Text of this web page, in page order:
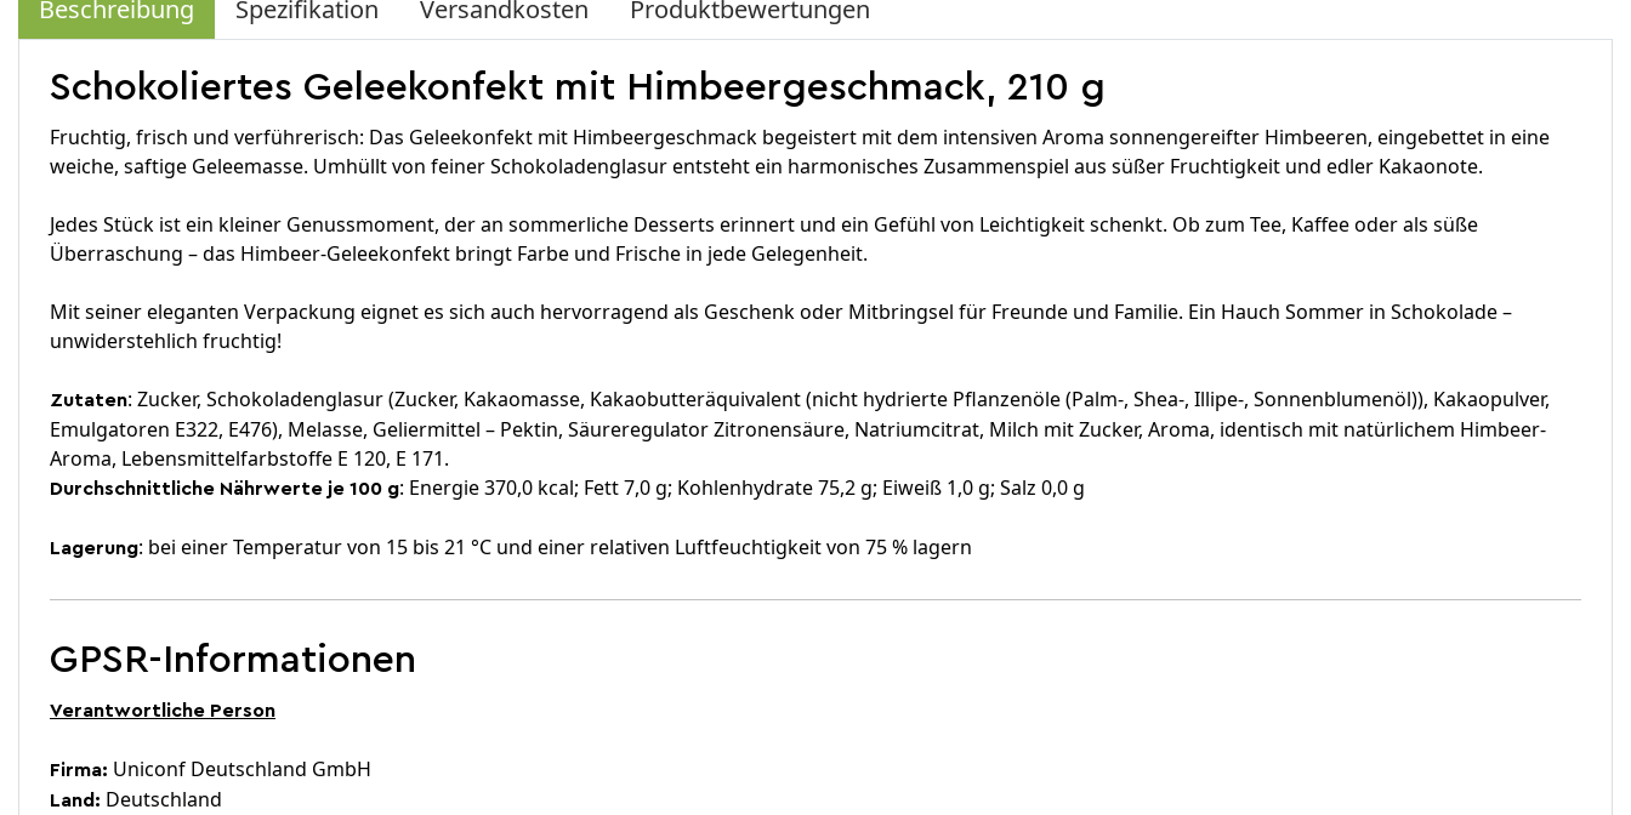
Beschreibung Spezifikation Versandkosten Produktbewertungen
Schokoliertes Geleekonfekt mit Himbeergeschmack, 210 g
Fruchtig, frisch und verführerisch: Das Geleekonfekt mit Himbeergeschmack begeistert mit dem intensiven Aroma sonnengereifter Himbeeren, eingebettet in eine
weiche, saftige Geleemasse. Umhüllt von feiner Schokoladenglasur entsteht ein harmonisches Zusammenspiel aus süßer Fruchtigkeit und edler Kakaonote.
Jedes Stück ist ein kleiner Genussmoment, der an sommerliche Desserts erinnert und ein Gefühl von Leichtigkeit schenkt. Ob zum Tee, Kaffee oder als süße
Überraschung – das Himbeer-Geleekonfekt bringt Farbe und Frische in jede Gelegenheit.
Mit seiner eleganten Verpackung eignet es sich auch hervorragend als Geschenk oder Mitbringsel für Freunde und Familie. Ein Hauch Sommer in Schokolade –
unwiderstehlich fruchtig!
Zutaten: Zucker, Schokoladenglasur (Zucker, Kakaomasse, Kakaobutteräquivalent (nicht hydrierte Pflanzenöle (Palm-, Shea-, Illipe-, Sonnenblumenöl)), Kakaopulver,
Emulgatoren E322, E476), Melasse, Geliermittel – Pektin, Säureregulator Zitronensäure, Natriumcitrat, Milch mit Zucker, Aroma, identisch mit natürlichem Himbeer-
Aroma, Lebensmittelfarbstoffe E 120, E 171.
Durchschnittliche Nährwerte je 100 g: Energie 370,0 kcal; Fett 7,0 g; Kohlenhydrate 75,2 g; Eiweiß 1,0 g; Salz 0,0 g
Lagerung: bei einer Temperatur von 15 bis 21 °C und einer relativen Luftfeuchtigkeit von 75 % lagern
GPSR-Informationen
Verantwortliche Person
Firma: Uniconf Deutschland GmbH
Land: Deutschland